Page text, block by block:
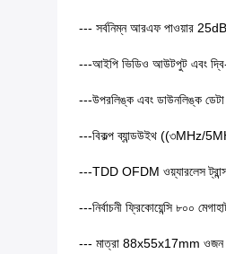
--- সর্বনিম্ন আরএফ পাওয়ার
---আইপি ভিডিও আউটপুট এবং দ্বি-
---উপরলিঙ্ক এবং ডাউনলিঙ্ক
---বিকল্প ব্যান্ডউইথ ((৩MHz/
---TDD OFDM ওয়্যারলেস
---নির্বাচনী ফ্রিকোয়েন্সি ৮০০
--- মাত্রা 88x55x17mm ওজন